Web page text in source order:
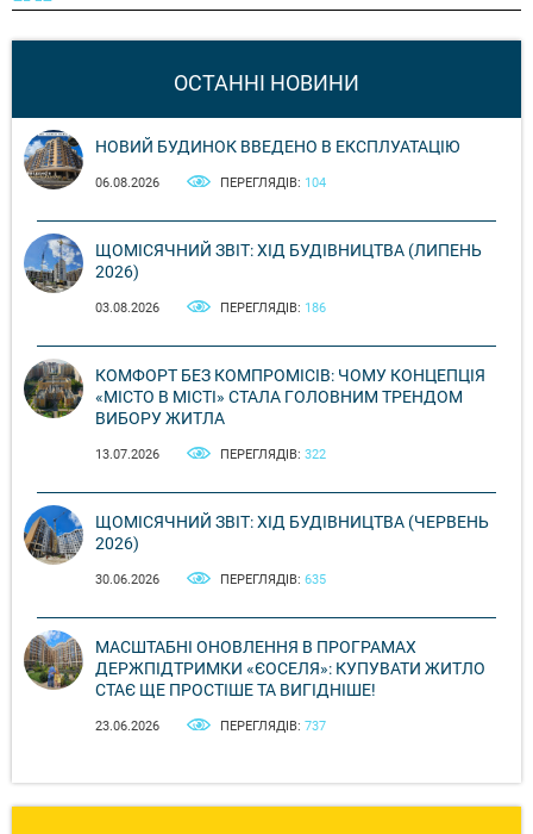
ОСТАННІ НОВИНИ
НОВИЙ БУДИНОК ВВЕДЕНО В ЕКСПЛУАТАЦІЮ
06.08.2026 ПЕРЕГЛЯДІВ: 104
ЩОМІСЯЧНИЙ ЗВІТ: ХІД БУДІВНИЦТВА (ЛИПЕНЬ
2026)
03.08.2026 ПЕРЕГЛЯДІВ: 186
КОМФОРТ БЕЗ КОМПРОМІСІВ: ЧОМУ КОНЦЕПЦІЯ
«МІСТО В МІСТІ» СТАЛА ГОЛОВНИМ ТРЕНДОМ
ВИБОРУ ЖИТЛА
13.07.2026 ПЕРЕГЛЯДІВ: 322
ЩОМІСЯЧНИЙ ЗВІТ: ХІД БУДІВНИЦТВА (ЧЕРВЕНЬ
2026)
30.06.2026 ПЕРЕГЛЯДІВ: 635
МАСШТАБНІ ОНОВЛЕННЯ В ПРОГРАМАХ
ДЕРЖПІДТРИМКИ «ЄОСЕЛЯ»: КУПУВАТИ ЖИТЛО
СТАЄ ЩЕ ПРОСТІШЕ ТА ВИГІДНІШЕ!
23.06.2026 ПЕРЕГЛЯДІВ: 737